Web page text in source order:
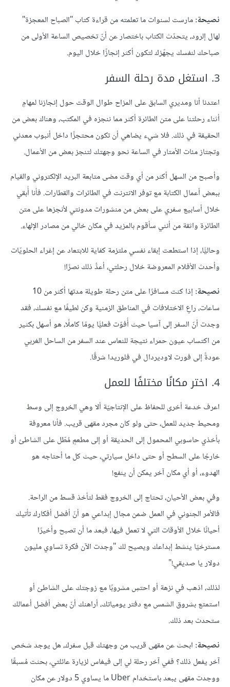
نصيحة:مارست لسنوات ما تعلمته من قراءة كتاب "الصباح المعجزة"
لهال إلرود، يتحدّث الكتاب باختصار عن أنّ تخصيص الساعة الأولى من
صباحك لنفسك يجهّزك لتكون أكثر إنجازًا خلال اليوم.
3. استغل مدة رحلة السفر
اعتدنا أنا ومديري السابق على المزاح طوال الوقت حول إنجازنا لمهامٍ
أثناء رحلتنا على متن الطائرة أكثر مما ننجزه في المكتب، وهناك بعض من
الحقيقة في ذلك. فلا شيء يضاهي أن تكون محتجزًا داخل أنبوب معدني
وتجتاز مئات الأمتار في الساعة نحو وجهتك لتنجز بعض من الأعمال.
وأصبح من السهل أكثر من أي وقت مضى متابعة البريد الإلكتروني والقيام
ببعض أعمال الكتابة مع توفر الانترنت في الطائرات والقطارات. فأنا أُبقي
خلال أسابيع سفري على بعض من منشورات مدونتي لأنجزها على متن
الطائرة واثقة من أنني سأقوم بالمزيد في مكان خالي من مصادر الإلهاء.
وحاليًّا، إذا استطعت إبقاء نفسي ملتزمة كفاية للابتعاد عن إغراء الحلويّات
وأحدث الأفلام المعروضة خلال رحلتي، أعدُّ ذلك نصرًا!
نصيحة:
إذا كنت مسافرًا على متن رحلة طويلة مدتها أكثر من 10
ساعات، راعِ الاختلافات في المناطق الزمنية وكن لطيفًا مع نفسك، فقد
وجدت أنّ السفر إلى آسيا حيث أُفوّت فعليًّا يومًا كاملًا، هو أسهل بكثير
من اكتساب عيون حمراء نتيجة للنعاس عند السفر من الساحل الغربي
عودةً إلى فورت لاوديردال في فلوريدا شرقًا.
4. اختر مكانًا مختلفًا للعمل
اعرف خدعة أخرى للحفاظ على الإنتاجيّة ألا وهي الخروج إلى وسط
ومحيط جديد للعمل، حتى ولو كان مجرد مقهى قريب. فأنا معروفة
بأخذي حاسوبي المحمول إلى الحديقة أو إلى مطعمٍ مُطّل على الشاطئ أو
خارجًا على السطح أو حتى داخل سيارتي، حيث كل ما أحتاجه هو
الهدوء، أو أي مكان آخر يمكن أن ينفع!
وفي بعض الأحيان، تحتاج إلى الخروج فقط لتأخذ قسط من الراحة.
فالأمر الجنوني في العمل ضمن مجال إبداعي هو أنّ أفضل أفكارك تأتيك
أحيانًا خلال الأوقات التي لا تعمل فيها، فبعد ما أن تصبح وأخيرًا
مسترخيًا ينشط إبداعك ويصيح لك "وجدت الآن فكرة تساوي مليون
دولار يا صديقي!"
لذلك، اذهب في نزهة أو احتسِ مشروبًا مع زوجتك على الشاطئ أو
استمتع بشروق الشمس مع دفتر يومياتك، أراهنك أنّ بعض أفضل أعمالك
ستحدث بعد ذلك.
نصيحة: ابحث عن مقهى قريب من وجهتك قبل سفرك، هل يوجد شخص
آخر يفعل ذلك؟ ففي آخر رحلة لي إلى فيغاس لزيارة عائلتي، بحثت مُسبقًا
ووجدت مقهى يبعد باستخدام Uber ما يساوي 5 دولار عن مكان